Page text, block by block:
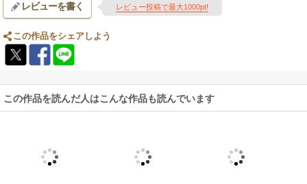
レビューを書く レビュー投稿で最大1000pt!
この作品をシェアしよう
この作品を読んだ人はこんな作品も読んでいます